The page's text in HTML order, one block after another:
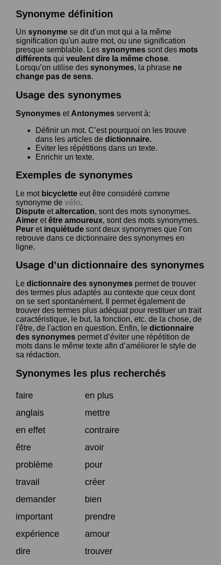
Synonyme définition
Un synonyme se dit d'un mot qui a la même
signification qu'un autre mot, ou une signification
presque semblable. Les synonymes sont des mots
différents qui veulent dire la même chose.
Lorsqu’on utilise des synonymes, la phrase ne
change pas de sens.
Usage des synonymes
Synonymes et Antonymes servent à:
Définir un mot. C’est pourquoi on les trouve
dans les articles de dictionnaire.
Eviter les répétitions dans un texte.
Enrichir un texte.
Exemples de synonymes
Le mot bicyclette eut être considéré comme
synonyme de vélo.
Dispute etaltercation, sont des mots synonymes.
Aimer etêtre amoureux, sont des mots synonymes.
Peur et inquiétude sont deux synonymes que l’on
retrouve dans ce dictionnaire des synonymes en
ligne.
Usage d’un dictionnaire des synonymes
Le dictionnaire des synonymes permet de trouver
des termes plus adaptés au contexte que ceux dont
on se sert spontanément. Il permet également de
trouver des termes plus adéquat pour restituer un trait
caractéristique, le but, la fonction, etc. de la chose, de
l'être, de l'action en question. Enfin, le dictionnaire
des synonymes permet d’éviter une répétition de
mots dans le même texte afin d’améliorer le style de
sa rédaction.
Synonymes les plus recherchés
faire
en plus
anglais
mettre
en effet
contraire
être
avoir
problème
pour
travail
créer
demander
bien
important
prendre
expérience
amour
dire
trouver